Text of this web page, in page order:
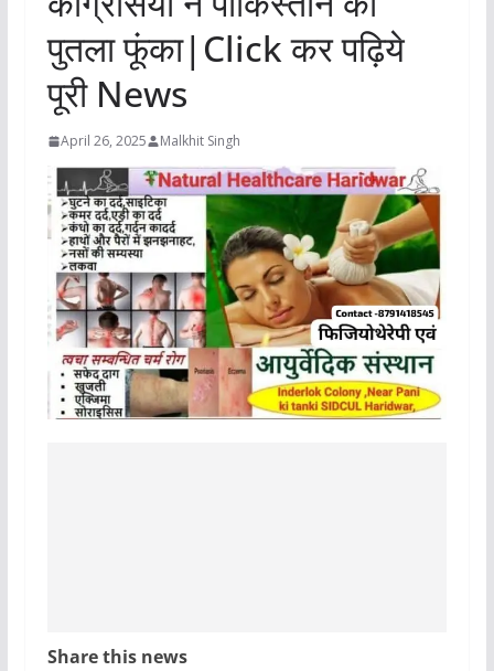
पुतला फूंका|Click कर पढ़िये
पूरी News
April 26, 2025 Malkhit Singh
Share this news